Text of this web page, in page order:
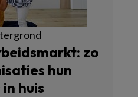
zo
hun
huis